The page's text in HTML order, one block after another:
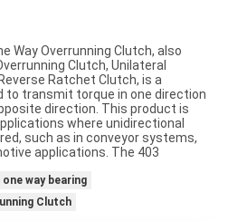
Way Overrunning Clutch, also
Clutch, Unilateral
Ratchet Clutch, is a
to transmit torque in one direction
direction. This product is
where unidirectional
such as in conveyor systems,
applications. The 403
way bearing
Clutch